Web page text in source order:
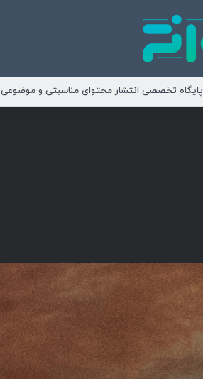
پایگاه تخصصی انتشار محتوای مناسبتی و موضوعی